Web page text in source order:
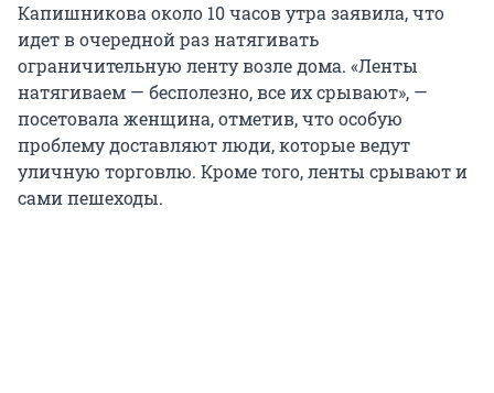
Капишникова около 10 часов утра заявила, что
идет в очередной раз натягивать
ограничительную ленту возле дома. «Ленты
натягиваем — бесполезно, все их срывают», —
посетовала женщина, отметив, что особую
проблему доставляют люди, которые ведут
уличную торговлю. Кроме того, ленты срывают и
сами пешеходы.